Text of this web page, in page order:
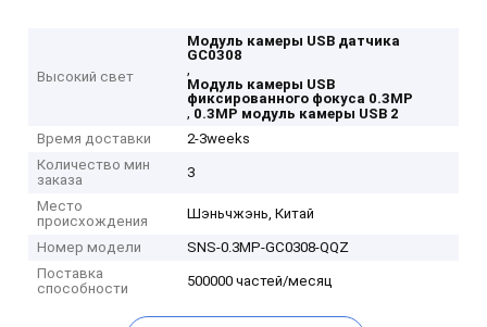
Высокий свет
Модуль камеры USB датчика
GC0308
,
Модуль камеры USB
фиксированного фокуса 0.3MP
, 0.3MP модуль камеры USB 2
Время доставки
2-3weeks
Количество мин
заказа
3
Место
происхождения
Шэньчжэнь, Китай
Номер модели
SNS-0.3MP-GC0308-QQZ
Поставка
способности
500000 частей/месяц